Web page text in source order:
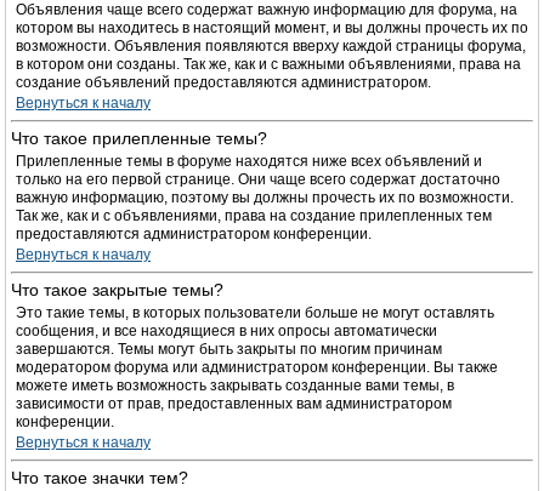
Объявления чаще всего содержат важную информацию для форума, на
котором вы находитесь в настоящий момент, и вы должны прочесть их по
возможности. Объявления появляются вверху каждой страницы форума,
в котором они созданы. Так же, как и с важными объявлениями, права на
создание объявлений предоставляются администратором.
Вернуться к началу
Что такое прилепленные темы?
Прилепленные темы в форуме находятся ниже всех объявлений и
только на его первой странице. Они чаще всего содержат достаточно
важную информацию, поэтому вы должны прочесть их по возможности.
Так же, как и с объявлениями, права на создание прилепленных тем
предоставляются администратором конференции.
Вернуться к началу
Что такое закрытые темы?
Это такие темы, в которых пользователи больше не могут оставлять
сообщения, и все находящиеся в них опросы автоматически
завершаются. Темы могут быть закрыты по многим причинам
модератором форума или администратором конференции. Вы также
можете иметь возможность закрывать созданные вами темы, в
зависимости от прав, предоставленных вам администратором
конференции.
Вернуться к началу
Что такое значки тем?